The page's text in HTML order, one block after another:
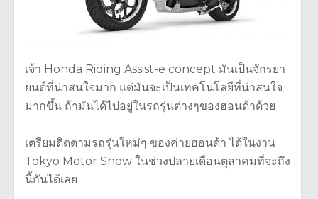
เจ้า Honda Riding Assist-e concept มันเป็นจักรยา
ยนต์ที่น่าสนใจมาก แต่มันจะเป็นเทคโนโลยีที่น่าสนใจ
มากขึ้น ถ้ามันได้ไปอยู่ในรถรุ่นต่างๆของฮอนด้าด้วย
เตรียมติดตามรถรุ่นใหม่ๆ ของค่ายฮอนด้า ได้ในงาน
Tokyo Motor Show ในช่วงปลายเดือนตุลาคมที่จะถึง
นี้กันได้เลย